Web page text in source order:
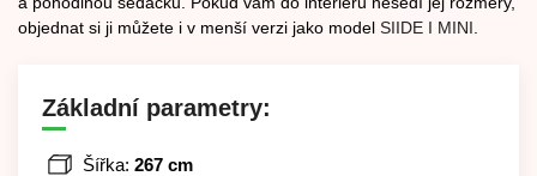
objednat si ji můžete i v menší verzi jako model SIIDE I MINI
Základní parametry:
Šířka: 267 cm